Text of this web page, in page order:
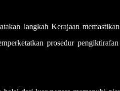
langkah Kerajaan
prosedur